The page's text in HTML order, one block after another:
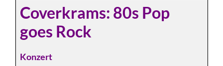
Coverkrams: 80s Pop
goes Rock
Konzert